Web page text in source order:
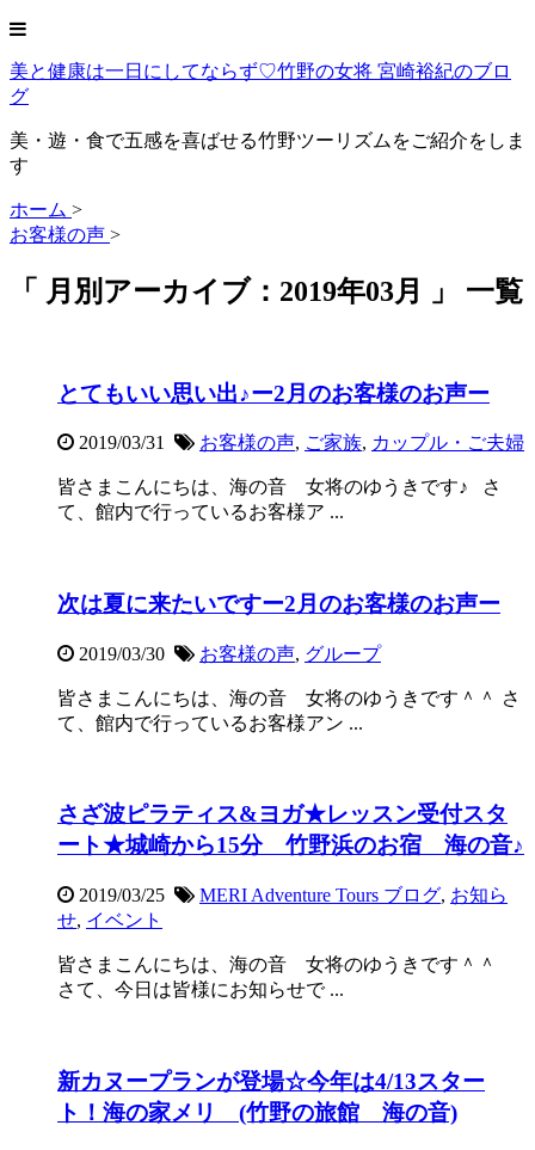
美と健康は一日にしてならず♡竹野の女将 宮崎裕紀のブロ
グ
美・遊・食で五感を喜ばせる竹野ツーリズムをご紹介をしま
す
ホーム >
お客様の声 >
「 月別アーカイブ：2019年03月 」 一覧
とてもいい思い出♪ー2月のお客様のお声ー
2019/03/31 お客様の声, ご家族, カップル・ご夫婦
皆さまこんにちは、海の音 女将のゆうきです♪ さ
て、館内で行っているお客様ア ...
次は夏に来たいですー2月のお客様のお声ー
2019/03/30 お客様の声, グループ
皆さまこんにちは、海の音 女将のゆうきです＾＾ さ
て、館内で行っているお客様アン ...
さざ波ピラティス&ヨガ★レッスン受付スタ
ート★城崎から15分 竹野浜のお宿 海の音♪
2019/03/25 MERI Adventure Tours ブログ, お知ら
せ, イベント
皆さまこんにちは、海の音 女将のゆうきです＾＾
さて、今日は皆様にお知らせで ...
新カヌープランが登場☆今年は4/13スター
ト！海の家メリ (竹野の旅館 海の音)